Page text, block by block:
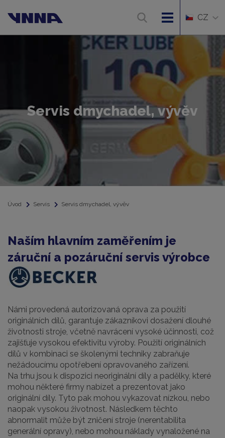
CZ
Servis dmychadel, vývěv
Úvod Servis Servis dmychadel, vývěv
Naším hlavním zaměřením je
záruční a pozáruční servis výrobce
Námi provedená autorizovaná oprava za použití
originálních dílů, garantuje zákazníkovi dosažení dlouhé
životnosti stroje, včetně navrácení vysoké účinnosti, což
zajišťuje vysokou efektivitu výroby. Použití originálních
dílů v kombinaci se školenými techniky zabraňuje
nežádoucímu opotřebení opravovaného zařízení.
Na trhu jsou k dispozici neoriginální díly a padělky, které
mohou některé firmy nabízet a prezentovat jako
originální díly. Tyto pak mohou vykazovat nízkou, nebo
naopak vysokou životnost. Následkem těchto
abnormalit může být zničení stroje (nerentabilita
generální opravy), nebo mohou náklady vynaložené na